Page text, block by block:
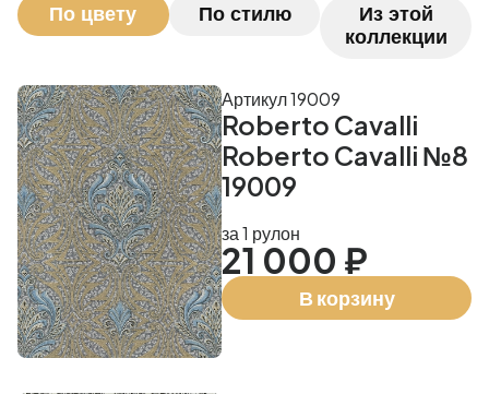
По цвету По стилю
Из этой
коллекции
Roberto Cavalli
Roberto Cavalli №8
19009
Артикул 19009
за 1 рулон
21 000 ₽
В корзину